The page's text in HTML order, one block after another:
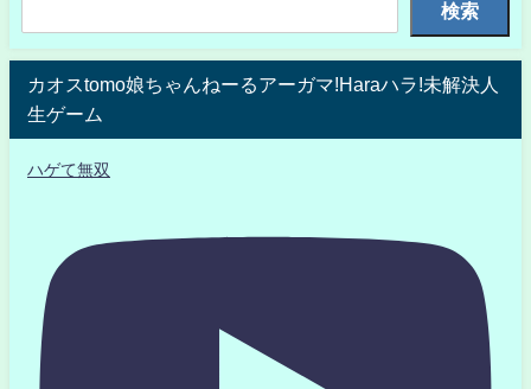
検索
カオスtomo娘ちゃんねーるアーガマ!Haraハラ!未解決人
生ゲーム
ハゲて無双